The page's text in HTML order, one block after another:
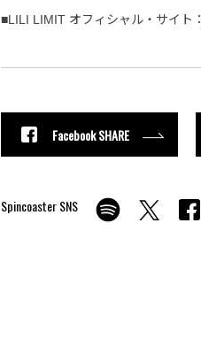
■LILI LIMIT オフィシャル・サイト：
Facebook SHARE
Spincoaster SNS